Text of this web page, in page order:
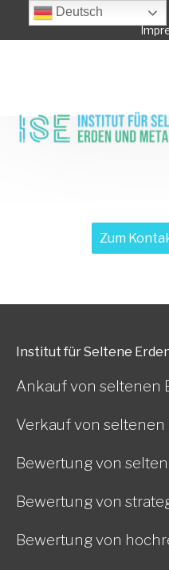
Zum
Institut für Seltene
Ankauf von seltenen
Verkauf von seltenen
Bewertung von
Bewertung von
Bewertung von
Deutsch